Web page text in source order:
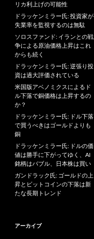
リカ利上げの可能性
ドラッケンミラー氏: 投資家が
失業率を監視するのは無駄
ソロスファンド: イランとの戦
争による原油価格上昇はこれ
からも続く
ドラッケンミラー氏: 逆張り投
資は過大評価されている
米国版アベノミクスによるド
ル下落で銅価格は上昇するの
か？
ドラッケンミラー氏: ドル下落
で買うべきはゴールドよりも
銅
ドラッケンミラー氏: ドルの価
値は勝手に下がってゆく、AI
銘柄はバブル、日本株は買い
ガンドラック氏: ゴールドの上
昇とビットコインの下落は新
たな長期トレンド
アーカイブ